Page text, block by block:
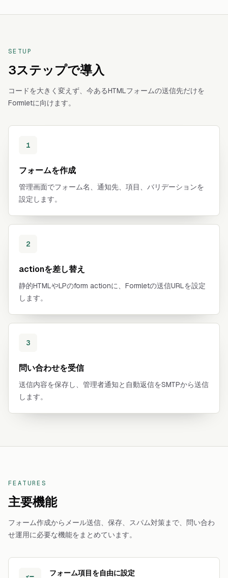
SETUP
3ステップで導入
コードを大きく変えず、今あるHTMLフォームの送信先だけを
Formletに向けます。
1
フォームを作成
管理画面でフォーム名、通知先、項目、バリデーションを
設定します。
2
actionを差し替え
静的HTMLやLPのform actionに、Formletの送信URLを設定
します。
3
問い合わせを受信
送信内容を保存し、管理者通知と自動返信をSMTPから送信
します。
FEATURES
主要機能
フォーム作成からメール送信、保存、スパム対策まで、問い合わ
せ運用に必要な機能をまとめています。
フォーム項目を自由に設定